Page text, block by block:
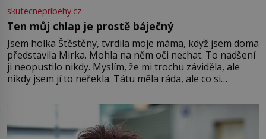
skutecnepribehy.cz
Ten můj chlap je prostě báječný
Jsem holka Štěstěny, tvrdila moje máma, když jsem doma
představila Mirka. Mohla na něm oči nechat. To nadšení
ji neopustilo nikdy. Myslím, že mi trochu záviděla, ale
nikdy jsem jí to neřekla. Tátu měla ráda, ale co si
Jsme spolu moc rádi Tehdy byla jiná doba, když